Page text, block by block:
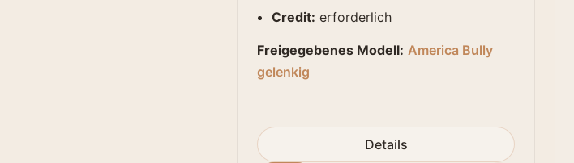
Credit: erforderlich
Freigegebenes Modell: America Bully
gelenkig
Details